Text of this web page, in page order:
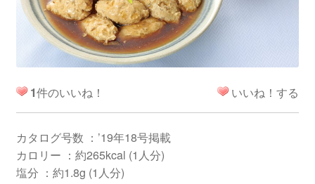
1件のいいね！ いいね！する
カタログ号数 ：’19年18号掲載
カロリー ：約265kcal (1人分)
塩分 ：約1.8g (1人分)